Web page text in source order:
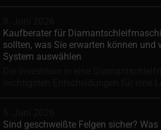
Kaufberater für
sollten, was Sie erwarten können und
System auswählen
Sind geschweißte Felgen sicher?